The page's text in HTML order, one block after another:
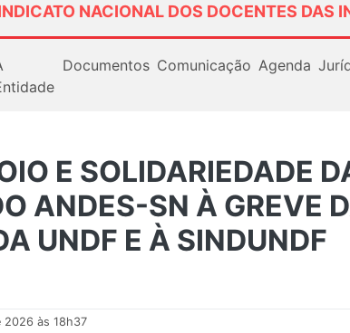
NACIONAL DOS DOCENTES DAS
Documentos Comunicação Agenda
E SOLIDARIEDADE
ANDES-SN À GREVE
UNDF E À SINDUNDF
2026 às 18h37